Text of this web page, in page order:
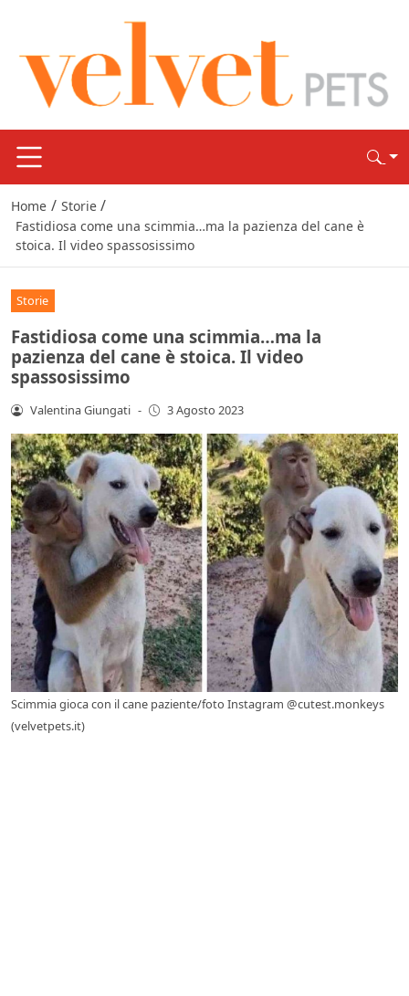
Home / Storie /
Fastidiosa come una scimmia…ma la pazienza del cane è
stoica. Il video spassosissimo
Storie
Fastidiosa come una scimmia…ma la
pazienza del cane è stoica. Il video
spassosissimo
Valentina Giungati - 3 Agosto 2023
Scimmia gioca con il cane paziente/foto Instagram @cutest.monkeys
(velvetpets.it)